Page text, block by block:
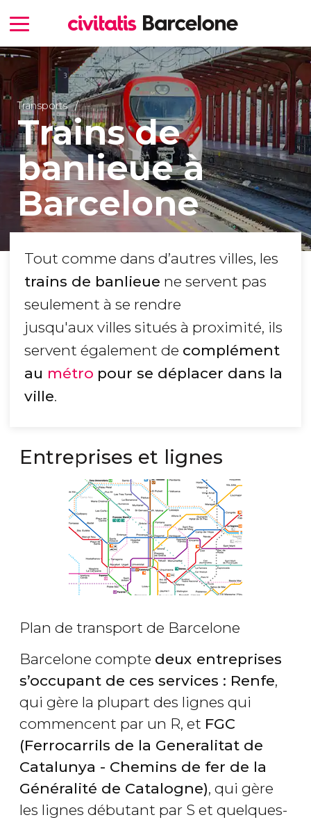
Transports
Trains de
banlieue à
Barcelone
Tout comme dans d’autres villes, les
trains de banlieue ne servent pas
seulement à se rendre
jusqu'aux villes situés à proximité, ils
servent également de complément
au métro pour se déplacer dans la
ville.
Entreprises et lignes
Plan de transport de Barcelone
Barcelone compte deux entreprises
s’occupant de ces services : Renfe,
qui gère la plupart des lignes qui
commencent par un R, et FGC
(Ferrocarrils de la Generalitat de
Catalunya - Chemins de fer de la
Généralité de Catalogne), qui gère
les lignes débutant par S et quelques-